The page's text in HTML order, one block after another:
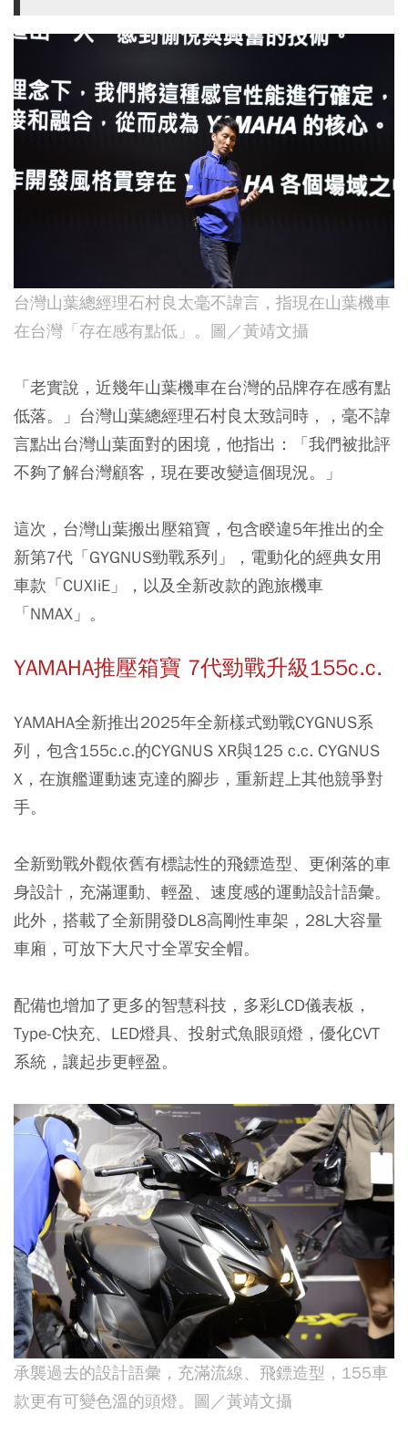
台灣山葉總經理石村良太毫不諱言，指現在山葉機車
在台灣「存在感有點低」。圖／黃靖文攝
「老實說，近幾年山葉機車在台灣的品牌存在感有點
低落。」台灣山葉總經理石村良太致詞時，，毫不諱
言點出台灣山葉面對的困境，他指出：「我們被批評
不夠了解台灣顧客，現在要改變這個現況。」
這次，台灣山葉搬出壓箱寶，包含睽違5年推出的全
新第7代「GYGNUS勁戰系列」，電動化的經典女用
車款「CUXIiE」，以及全新改款的跑旅機車
「NMAX」。
YAMAHA推壓箱寶 7代勁戰升級155c.c.
YAMAHA全新推出2025年全新樣式勁戰CYGNUS系
列，包含155c.c.的CYGNUS XR與125 c.c. CYGNUS
X，在旗艦運動速克達的腳步，重新趕上其他競爭對
手。
全新勁戰外觀依舊有標誌性的飛鏢造型、更俐落的車
身設計，充滿運動、輕盈、速度感的運動設計語彙。
此外，搭載了全新開發DL8高剛性車架，28L大容量
車廂，可放下大尺寸全罩安全帽。
配備也增加了更多的智慧科技，多彩LCD儀表板，
Type-C快充、LED燈具、投射式魚眼頭燈，優化CVT
系統，讓起步更輕盈。
承襲過去的設計語彙，充滿流線、飛鏢造型，155車
款更有可變色溫的頭燈。圖／黃靖文攝